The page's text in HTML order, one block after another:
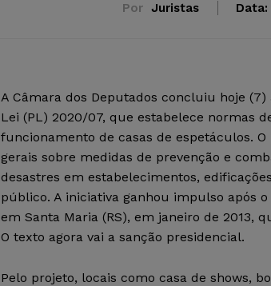
Por Juristas Data:
A Câmara dos Deputados concluiu hoje (7)
Lei (PL) 2020/07, que estabelece normas
funcionamento de casas de espetáculos.
gerais sobre medidas de prevenção e
desastres em estabelecimentos,
público. A iniciativa ganhou impulso após o
em Santa Maria (RS), em janeiro de 2013,
O texto agora vai a sanção presidencial.
Pelo projeto, locais como casa de shows,